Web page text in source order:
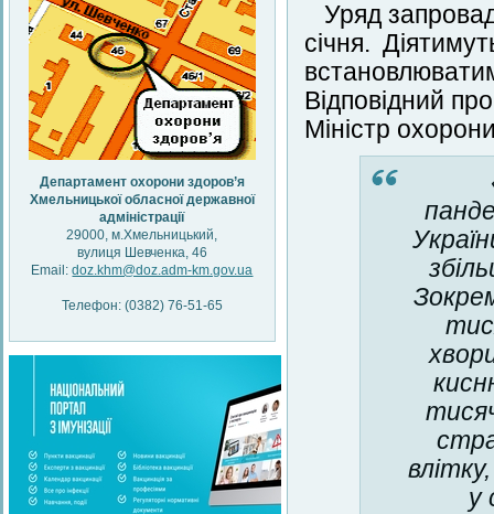
Департамент охорони здоров’я
Хмельницької обласної державної
адміністрації
29000, м.Хмельницький,
вулиця Шевченка, 46
Email:doz.khm@doz.adm-km.gov.ua
Телефон: (0382) 76-51-65
Уряд
січня.
Відповідний
Міністр
у